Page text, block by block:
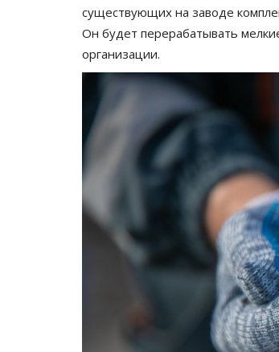
существующих на заводе
Он будет перерабатывать
организации.
Павлодарские истории